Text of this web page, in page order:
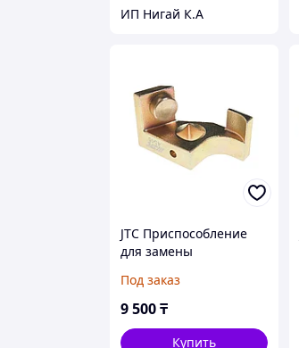
ИП Нигай К.А
JTC Приспособление
для замены
(MERCEDES) JTC
Под заказ
9 500₸
Купить